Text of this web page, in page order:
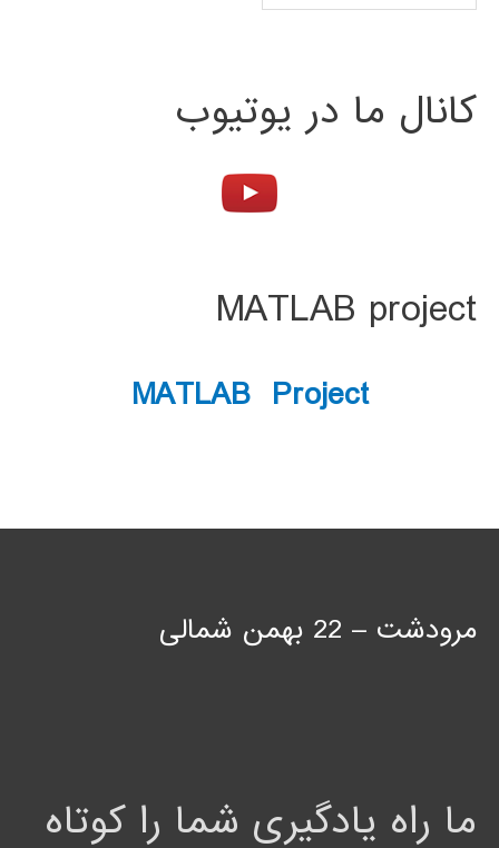
کانال ما در یوتیوب
MATLAB project
MATLAB Project
مرودشت – 22 بهمن شمالی
ما راه یادگیری شما را کوتاه